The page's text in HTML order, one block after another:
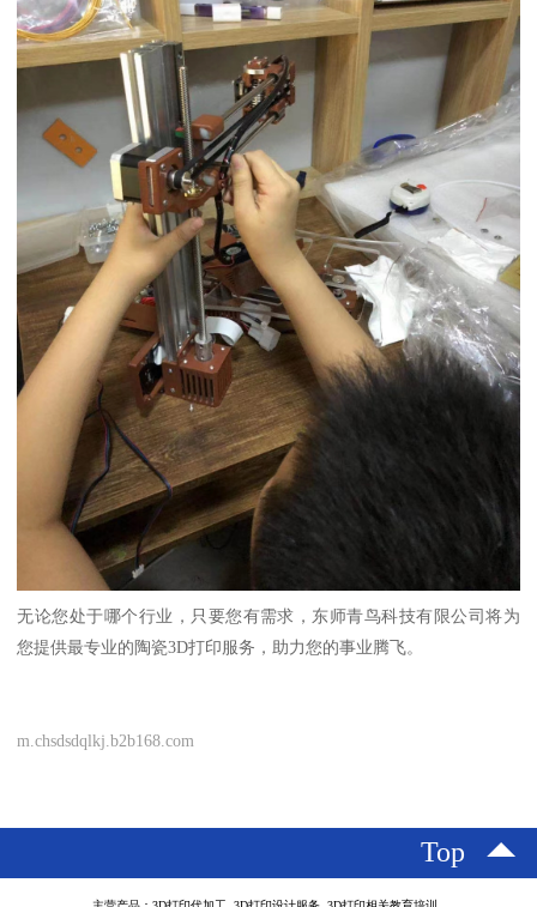
无论您处于哪个行业，只要您有需求，东师青鸟科技有限公司将为
您提供最专业的陶瓷3D打印服务，助力您的事业腾飞。
m.chsdsdqlkj.b2b168.com
Top